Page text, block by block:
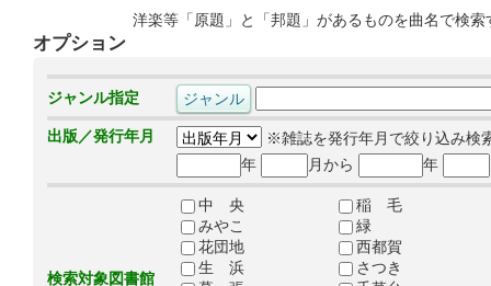
洋楽等「原題」と「邦題」があるものを曲名で検
オプション
ジャンル指定
出版／発行年月
※雑誌を発行年月で絞り込み検
年
月から 年
検索対象図書館
中 央
稲 毛
みやこ
緑
花団地
西都賀
生 浜
さつき